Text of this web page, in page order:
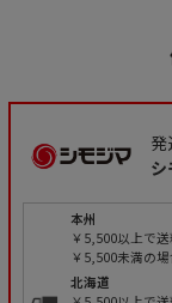
発
シ
本州
￥5,500以上で
￥5,500未満の
北海道